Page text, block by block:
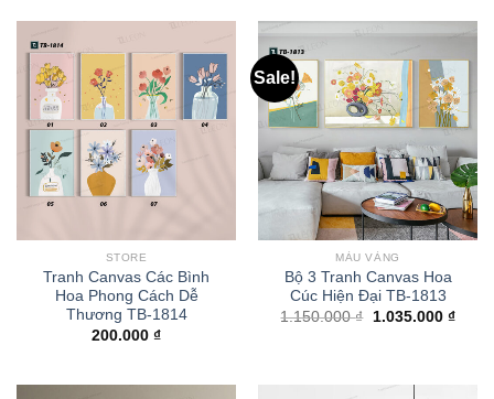
STORE
Tranh Canvas Các Bình
Hoa Phong Cách Dễ
Thương TB-1814
200.000 ₫
Sale!
MÀU VÀNG
Bộ 3 Tranh Canvas Hoa
Cúc Hiện Đại TB-1813
1.150.000₫ 1.035.000 ₫